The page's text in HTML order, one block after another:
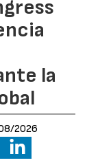
la
2026